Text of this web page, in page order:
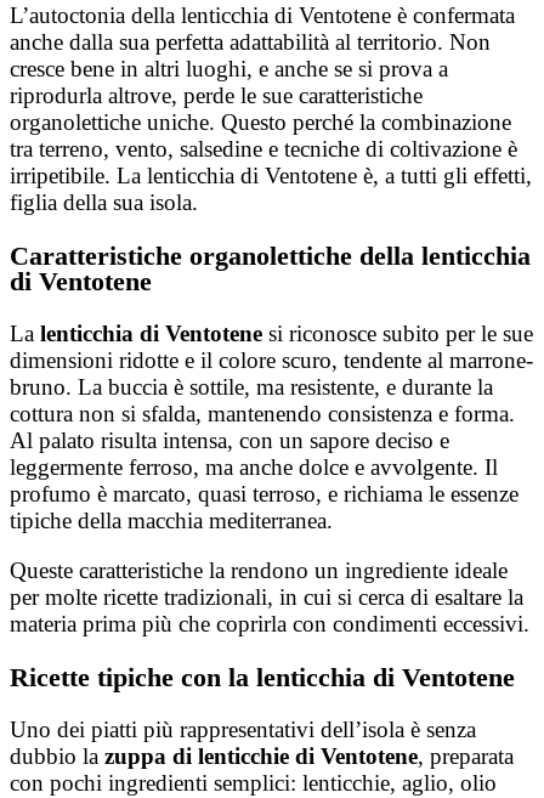
L’autoctonia della lenticchia di Ventotene è confermata
anche dalla sua perfetta adattabilità al territorio. Non
cresce bene in altri luoghi, e anche se si prova a
riprodurla altrove, perde le sue caratteristiche
organolettiche uniche. Questo perché la combinazione
tra terreno, vento, salsedine e tecniche di coltivazione è
irripetibile. La lenticchia di Ventotene è, a tutti gli effetti,
figlia della sua isola.
Caratteristiche organolettiche della lenticchia
di Ventotene
La lenticchia di Ventotene si riconosce subito per le sue
dimensioni ridotte e il colore scuro, tendente al marrone-
bruno. La buccia è sottile, ma resistente, e durante la
cottura non si sfalda, mantenendo consistenza e forma.
Al palato risulta intensa, con un sapore deciso e
leggermente ferroso, ma anche dolce e avvolgente. Il
profumo è marcato, quasi terroso, e richiama le essenze
tipiche della macchia mediterranea.
Queste caratteristiche la rendono un ingrediente ideale
per molte ricette tradizionali, in cui si cerca di esaltare la
materia prima più che coprirla con condimenti eccessivi.
Ricette tipiche con la lenticchia di Ventotene
Uno dei piatti più rappresentativi dell’isola è senza
dubbio la zuppa di lenticchie di Ventotene, preparata
con pochi ingredienti semplici: lenticchie, aglio, olio